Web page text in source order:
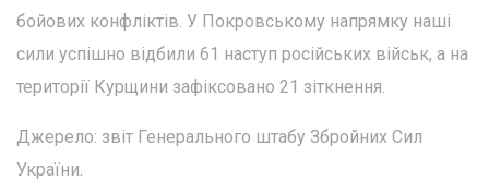
бойових конфліктів. У Покровському напрямку наші
сили успішно відбили 61 наступ російських військ, а на
території Курщини зафіксовано 21 зіткнення.
Джерело: звіт Генерального штабу Збройних Сил
України.